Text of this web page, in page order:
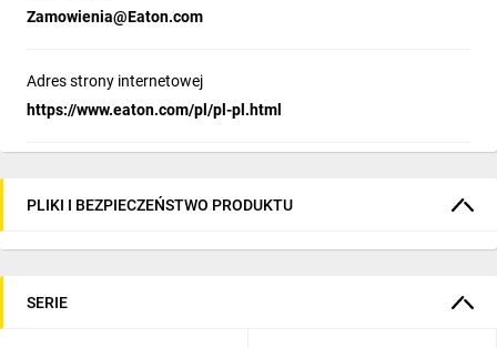
Zamowienia@Eaton.com
Adres strony internetowej
https://www.eaton.com/pl/pl-pl.html
PLIKI I BEZPIECZEŃSTWO PRODUKTU
SERIE